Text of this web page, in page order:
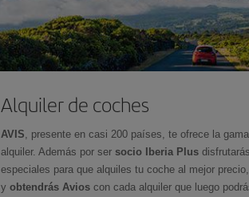
Alquiler de coches
AVIS , presente en casi 200 países, te ofrece la
alquiler. Además por ser socio Iberia Plus
especiales para que alquiles tu coche al mejor
y obtendrás Avios con cada alquiler que luego